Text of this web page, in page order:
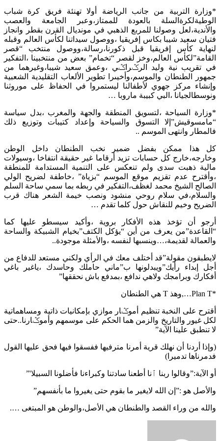
*وزارة التربية من جانب الرياضة أولا تهنئة فريق كرة شباب
الوطيةلكرةالسلة بالعودة للممتاز،وعبر الجامعة والعصب
والأندية،لعل وصولنا للمربع الذهبي في مونديال القرن بقطر وانجاز
فتيان سعيد شيبا بكاس إفريقيا ،ووصول سيداتنا لكأس العالم وقبله
لنهاية كأس إفريقيا قبل ذكورنا،رسالة،ووصول منتخب “قصر
القامة”لكأس العالم،وخز لقصر “تخمام” بعض من منتخبينا ،التفكير
في تقريب نية وليد الرݣراݣي ،وعمق سعيد شيبا،وغيرهما من
جمهور الطنطان والموسم،وأخيىرا تطوير الألعاب التقليدية الشعبية
وإنشاء مركز جهوي لأطفالنا ليستمروا في الحفاظ على موروثنا
ونوسطالجيانا ،البي كبيبة ماروبا …
*وزارة السياحة ،لتسويق المنطقة والجهة والمغرب ،بدل سياسة
“مامسوقيش”إلا التسوق والسياحة وإعداد كتيبات وتوزيع ذلك
فالمطار وانتهى الموسم ..
كل هذا ممكن بفضل ضمير نخب الطنطان داخل الوطن
وخارجه،خارج كل حسابات تزيد أرقاما غير حقيقة انتفاخا ،وسيولات
مالية ذهبت سدى ولم تنعكس على التنمية المستدامة للمنطقة
،وأقترح عدم تقزيم موقع الموسم “بزياة” ،خاطفة لضريح الولي
الصالح الشيخ محمد لغظف،التفكير في ربطه بما سمي ساحة السلم
والسلام،في سلام روحي منشود ونصب خيمة الشعر هناك قرب
الضريح وخيم للنقاش حول كلما تقدم …
أرجو أن تؤخذ هذه الأفكار بروية ،وأكيد سيسطو عليها كما
“القاعدة”من يعرف من أين “يؤكل الكتف”بخيام الشبيكة والساحة
والعمالة لقديمة،…وينسبها لنفسه ،والأمثلة موجودة..
لايطبقون مقولة”قد أختلف معك في الرأي ولكني مستعد للدفاع من
أجل إبداء رأيك”ويبدلونها ب”ماني حاملك وحاسدك ،ياغير باغي
أفكارك وبرامجك ولاهي ندافع ،بمدفع باش نحققها”
*Plan T…,وهذ T هي الطنطان
أقترح على النخبة تنظيم أموݣار موازي بإمكانيات ذاتية ومساهماتية
لكل غيور والتاريخ والزمن هما الحكم على موسمهم وأموݣارنا..حتى
لا تنطبق علينا الآية”
(وإذا أردنا أن نهلك قرية أمرنا مترفيها ففسقوا فيها فحق عليها القول
فدمرناها تدميرا)
أو الآية:”وقالوا ربنا ٱنا أطعنا سادتنا وكبراءنا فأضلونا السبيلا'”
والأصل هو :”إن الله لايغير ما بقوم حتى يغيروا ما بأنفسهم”
والله من وراء القصد والطنطان هي الأصل،والوطن هو المبتغى ….